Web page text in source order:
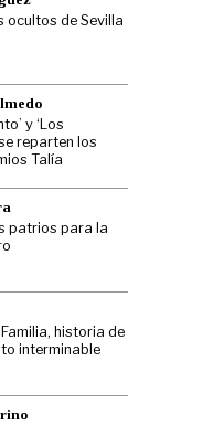
ocultos de Sevilla
y ‘Los
reparten los
Talía
patrios para la
historia de
interminable